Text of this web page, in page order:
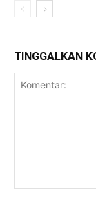
TINGGALKAN